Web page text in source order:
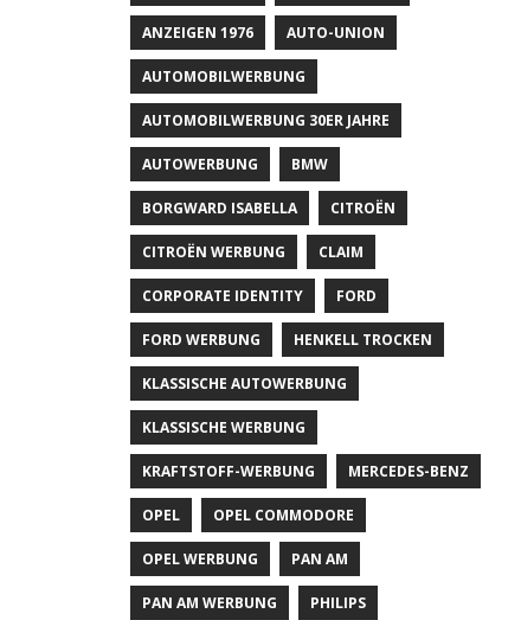
ANZEIGEN 1976 AUTO-UNION
AUTOMOBILWERBUNG
AUTOMOBILWERBUNG 30ER JAHRE
AUTOWERBUNG BMW
BORGWARD ISABELLA CITROËN
CITROËN WERBUNG CLAIM
CORPORATE IDENTITY FORD
FORD WERBUNG HENKELL TROCKEN
KLASSISCHE AUTOWERBUNG
KLASSISCHE WERBUNG
KRAFTSTOFF-WERBUNG MERCEDES-BENZ
OPEL OPEL COMMODORE
OPEL WERBUNG PAN AM
PAN AM WERBUNG PHILIPS